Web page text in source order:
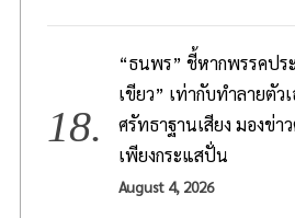
“ธนพร” ชี้หากพรรคปร
เขียว” เท่ากับทำลายตัว
ศรัทธาฐานเสียง มองข่า
เพียงกระแสปั่น
August 4, 2026